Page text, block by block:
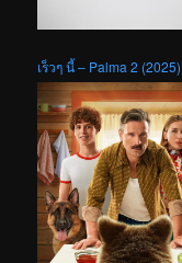
เร็วๆ นี้ – Palma 2 (2025)